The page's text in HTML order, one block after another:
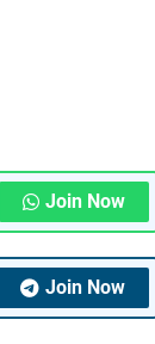
Join Now
Join Now